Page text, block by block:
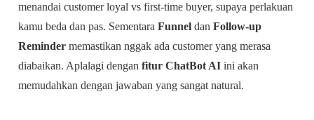
menandai customer loyal vs first-time buyer, supaya perlakuan
kamu beda dan pas. SementaraFunnel danFollow-up
Reminder memastikan nggak ada customer yang merasa
diabaikan. Aplalagi denganfitur ChatBot AI ini akan
memudahkan dengan jawaban yang sangat natural.